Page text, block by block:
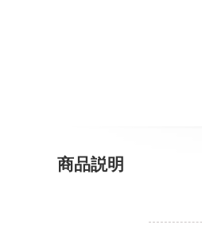
商品説明